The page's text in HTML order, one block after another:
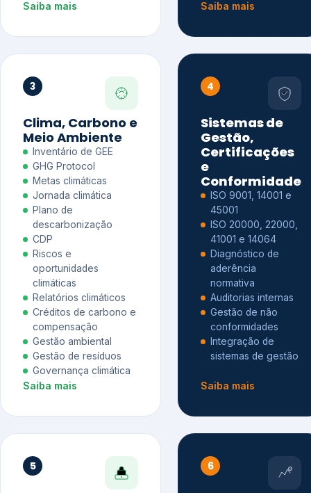
Saiba mais
Saiba mais
3
Clima, Carbono e
Meio Ambiente
Inventário de GEE
GHG Protocol
Metas climáticas
Jornada climática
Plano de
descarbonização
CDP
Riscos e
oportunidades
climáticas
Relatórios climáticos
Créditos de carbono e
compensação
Gestão ambiental
Gestão de resíduos
Governança climática
Saiba mais
4
Sistemas de
Gestão,
Certificações
e
Conformidade
ISO 9001, 14001 e
45001
ISO 20000, 22000,
41001 e 14064
Diagnóstico de
aderência
normativa
Auditorias internas
Gestão de não
conformidades
Integração de
sistemas de gestão
Saiba mais
5 6